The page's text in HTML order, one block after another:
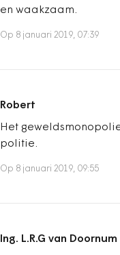
en waakzaam.
Op 8 januari 2019, 07:39
Robert
Het
politie.
Op 8 januari 2019, 09:55
Ing. L.R.G van Doornum